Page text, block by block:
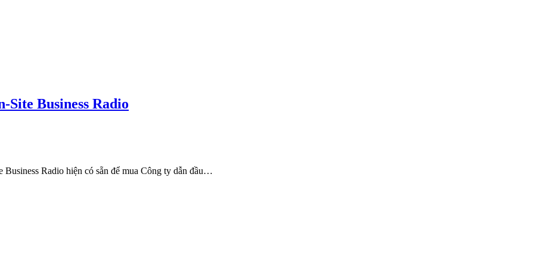
Business Radio
Radio hiện có sẵn để mua Công ty dẫn đầu…